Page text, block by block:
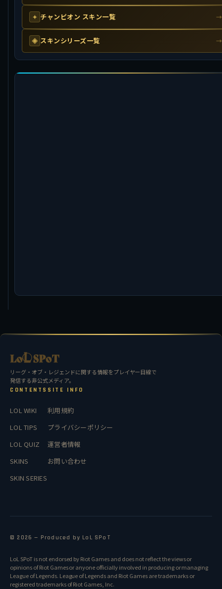
✦ チャンピオン スキン一覧 →
◈ スキンシリーズ一覧 →
リーグ・オブ・レジェンドに関する情報をプレイヤー目線で
発信する非公式メディア。
CONTENTS
LOL WIKI
LOL TIPS
LOL QUIZ
SKINS
SKIN SERIES
SITE INFO
利用規約
プライバシーポリシー
運営者情報
お問い合わせ
© 2026 — Produced by LoL SPoT
LoL SPoT is not endorsed by Riot Games and does not reflect the views or
opinions of Riot Games or anyone officially involved in producing or managing
League of Legends. League of Legends and Riot Games are trademarks or
registered trademarks of Riot Games, Inc.